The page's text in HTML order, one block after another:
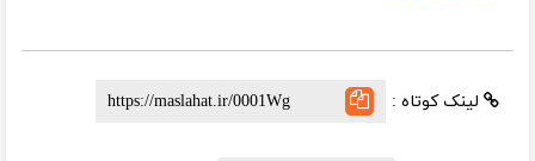
لینک کوتاه :